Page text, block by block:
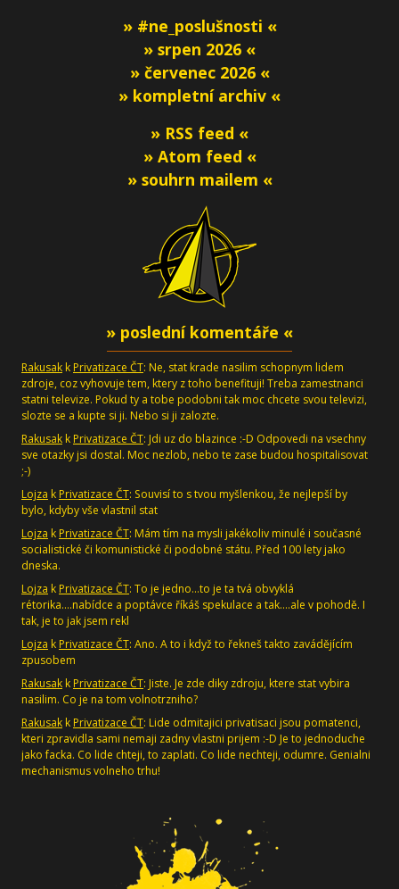
» #ne_poslušnosti «
» srpen 2026 «
» červenec 2026 «
» kompletní archiv «
» RSS feed «
» Atom feed «
» souhrn mailem «
» poslední komentáře «
Rakusak k Privatizace ČT: Ne, stat krade nasilim schopnym lidem
zdroje, coz vyhovuje tem, ktery z toho benefituji! Treba zamestnanci
statni televize. Pokud ty a tobe podobni tak moc chcete svou televizi,
slozte se a kupte si ji. Nebo si ji zalozte.
Rakusak k Privatizace ČT: Jdi uz do blazince :-D Odpovedi na vsechny
sve otazky jsi dostal. Moc nezlob, nebo te zase budou hospitalisovat
;-)
Lojza k Privatizace ČT: Souvisí to s tvou myšlenkou, že nejlepší by
bylo, kdyby vše vlastnil stat
Lojza k Privatizace ČT: Mám tím na mysli jakékoliv minulé i současné
socialistické či komunistické či podobné státu. Před 100 lety jako
dneska.
Lojza k Privatizace ČT: To je jedno...to je ta tvá obvyklá
rétorika....nabídce a poptávce říkáš spekulace a tak....ale v pohodě. I
tak, je to jak jsem rekl
Lojza k Privatizace ČT: Ano. A to i když to řekneš takto zavádějícím
zpusobem
Rakusak k Privatizace ČT: Jiste. Je zde diky zdroju, ktere stat vybira
nasilim. Co je na tom volnotrzniho?
Rakusak k Privatizace ČT: Lide odmitajici privatisaci jsou pomatenci,
kteri zpravidla sami nemaji zadny vlastni prijem :-D Je to jednoduche
jako facka. Co lide chteji, to zaplati. Co lide nechteji, odumre. Genialni
mechanismus volneho trhu!